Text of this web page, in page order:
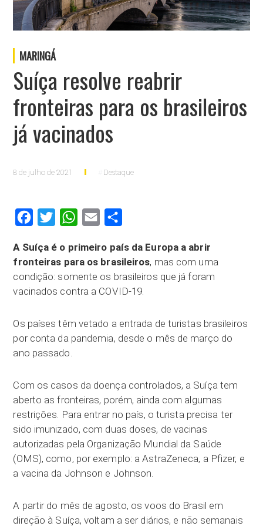
MARINGÁ
Suíça resolve reabrir
fronteiras para os brasileiros
já vacinados
8 de julho de 2021 Destaque
FacebookTwitter WhatsApp
Email
A Suíça é o primeiro país da Europa a abrir
fronteiras para os brasileiros, mas com uma
condição: somente os brasileiros que já foram
vacinados contra a COVID-19.
Os países têm vetado a entrada de turistas brasileiros
por conta da pandemia, desde o mês de março do
ano passado.
Com os casos da doença controlados, a Suíça tem
aberto as fronteiras, porém, ainda com algumas
restrições. Para entrar no país, o turista precisa ter
sido imunizado, com duas doses, de vacinas
autorizadas pela Organização Mundial da Saúde
(OMS), como, por exemplo: a AstraZeneca, a Pfizer, e
a vacina da Johnson e Johnson.
A partir do mês de agosto, os voos do Brasil em
direção à Suíça, voltam a ser diários, e não semanais